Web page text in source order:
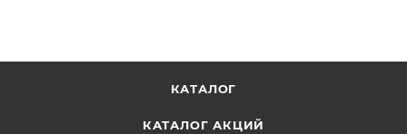
КАТАЛОГ
КАТАЛОГ АКЦИЙ